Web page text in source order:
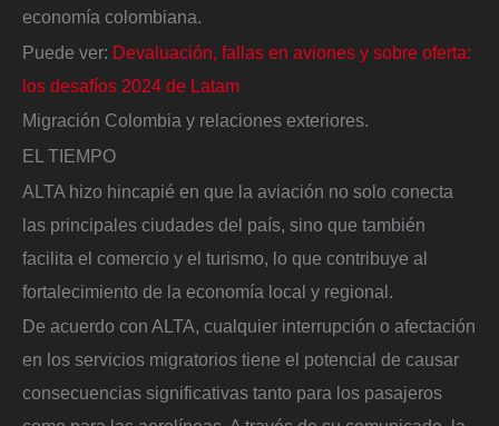
economía colombiana.
Puede ver: Devaluación, fallas en aviones y sobre oferta:
los desafíos 2024 de Latam
Migración Colombia y relaciones exteriores.
EL TIEMPO
ALTA hizo hincapié en que la aviación no solo conecta
las principales ciudades del país, sino que también
facilita el comercio y el turismo, lo que contribuye al
fortalecimiento de la economía local y regional.
De acuerdo con ALTA, cualquier interrupción o afectación
en los servicios migratorios tiene el potencial de causar
consecuencias significativas tanto para los pasajeros